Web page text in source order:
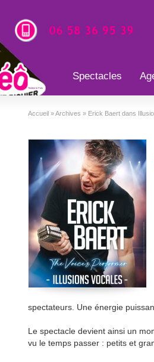
Théâtre le Préo
Spectacles
Accueil »Archives » Erick Baert dans
spectateurs. Une énergie
Le spectacle devient ainsi un
vu le temps passer : petits et